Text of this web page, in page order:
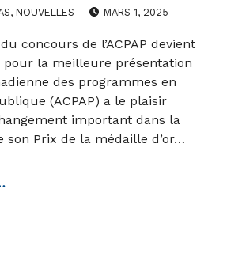
, NOUVELLES MARS 1, 2025
concours de l’ACPAP devient
pour la meilleure présentation
des programmes en
(ACPAP) a le plaisir
important dans la
son Prix de la médaille d’or…